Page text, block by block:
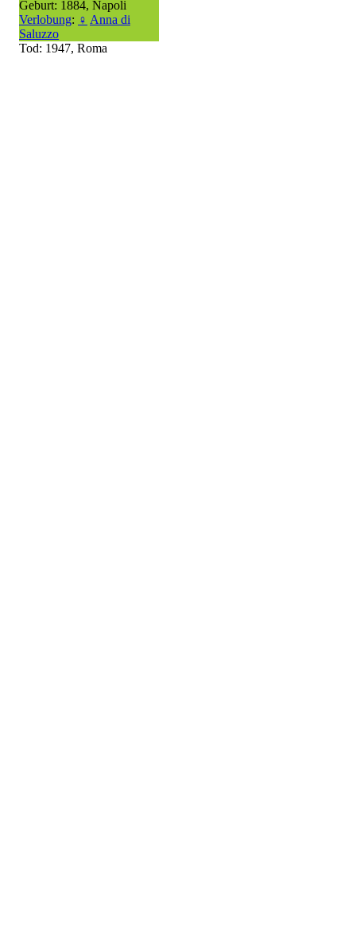
Geburt: 1884, Napoli
Verlobung: ♀ Anna di
Saluzzo
Tod: 1947, Roma